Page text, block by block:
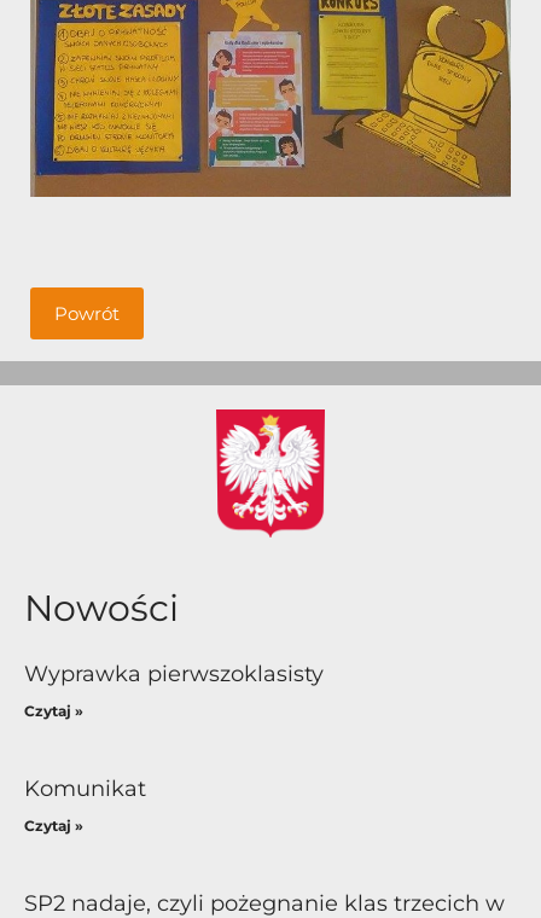
Powrót
Nowości
Wyprawka pierwszoklasisty
Czytaj »
Komunikat
Czytaj »
SP2 nadaje, czyli pożegnanie klas trzecich w